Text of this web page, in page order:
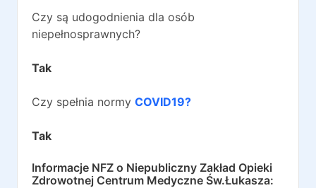
Czy są udogodnienia dla osób
niepełnosprawnych?
Tak
Czy spełnia normy COVID19?
Tak
Informacje NFZ o Niepubliczny Zakład Opieki
Zdrowotnej Centrum Medyczne Św.Łukasza: